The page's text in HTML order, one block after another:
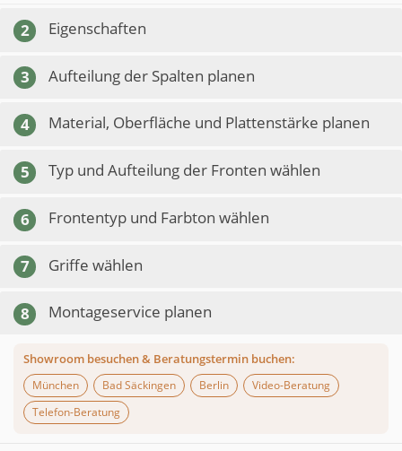
2 Eigenschaften
3 Aufteilung der Spalten planen
4 Material, Oberfläche und Plattenstärke planen
5 Typ und Aufteilung der Fronten wählen
6 Frontentyp und Farbton wählen
7 Griffe wählen
8 Montageservice planen
Showroom besuchen & Beratungstermin buchen:
München
Bad Säckingen Berlin
Video-Beratung
Telefon-Beratung